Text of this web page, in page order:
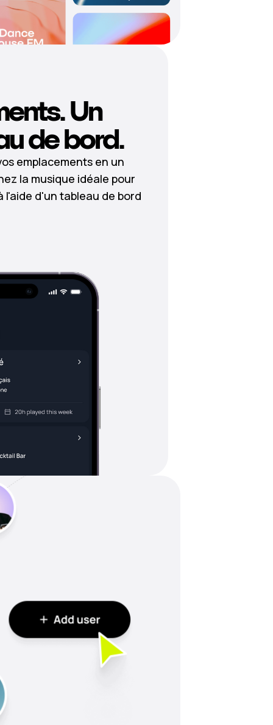
Un
de bord.
emplacements en un
la musique idéale pour
l'aide d'un tableau de bord